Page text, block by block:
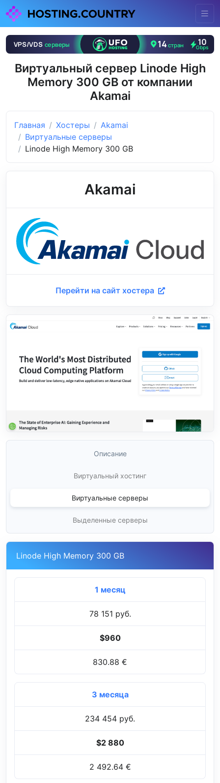
Виртуальный сервер Linode High
Memory 300 GB от компании
Akamai
Главная Хостеры
Akamai
Виртуальные серверы
Linode High Memory 300 GB
Akamai
Перейти на сайт хостера
Описание
Виртуальный хостинг
Виртуальные серверы
Выделенные серверы
Linode High Memory 300 GB
1 месяц
78 151 руб.
$960
830.88 €
3 месяца
234 454 руб.
$2 880
2 492.64 €